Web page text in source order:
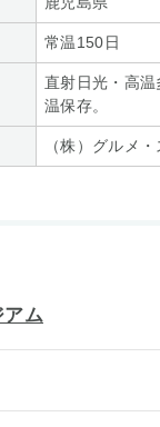
常温150日
直射日光・高温
温保存。
（株）グルメ
アム